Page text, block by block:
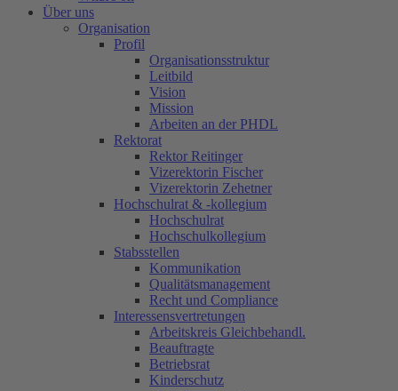
Über uns
Organisation
Profil
Organisationsstruktur
Leitbild
Vision
Mission
Arbeiten an der PHDL
Rektorat
Rektor Reitinger
Vizerektorin Fischer
Vizerektorin Zehetner
Hochschulrat & -kollegium
Hochschulrat
Hochschulkollegium
Stabsstellen
Kommunikation
Qualitätsmanagement
Recht und Compliance
Interessensvertretungen
Arbeitskreis Gleichbehandl.
Beauftragte
Betriebsrat
Kinderschutz